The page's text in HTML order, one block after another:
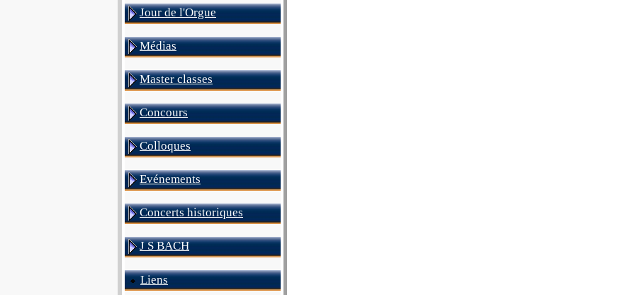
Jour de l'Orgue
Médias
Master classes
Concours
Colloques
Evénements
Concerts historiques
J S BACH
Liens